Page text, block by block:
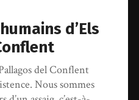
d’Els
del Conflent
Nous sommes